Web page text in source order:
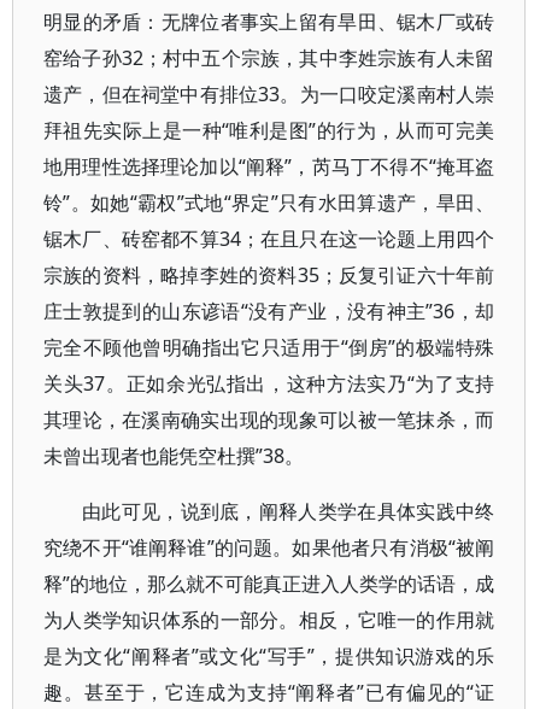
明显的矛盾：无牌位者事实上留有旱田、锯木厂或砖
窑给子孙32；村中五个宗族，其中李姓宗族有人未留
遗产，但在祠堂中有排位33。为一口咬定溪南村人崇
拜祖先实际上是一种“唯利是图”的行为，从而可完美
地用理性选择理论加以“阐释”，芮马丁不得不“掩耳盗
铃”。如她“霸权”式地“界定”只有水田算遗产，旱田、
锯木厂、砖窑都不算34；在且只在这一论题上用四个
宗族的资料，略掉李姓的资料35；反复引证六十年前
庄士敦提到的山东谚语“没有产业，没有神主”36，却
完全不顾他曾明确指出它只适用于“倒房”的极端特殊
关头37。正如余光弘指出，这种方法实乃“为了支持
其理论，在溪南确实出现的现象可以被一笔抹杀，而
未曾出现者也能凭空杜撰”38。
由此可见，说到底，阐释人类学在具体实践中终
究绕不开“谁阐释谁”的问题。如果他者只有消极“被阐
释”的地位，那么就不可能真正进入人类学的话语，成
为人类学知识体系的一部分。相反，它唯一的作用就
是为文化“阐释者”或文化“写手”，提供知识游戏的乐
趣。甚至于，它连成为支持“阐释者”已有偏见的“证